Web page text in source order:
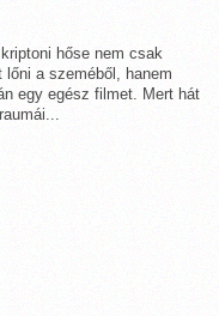
hőse nem csak
lőni a szeméből, hanem
egy egész filmet. Mert hát